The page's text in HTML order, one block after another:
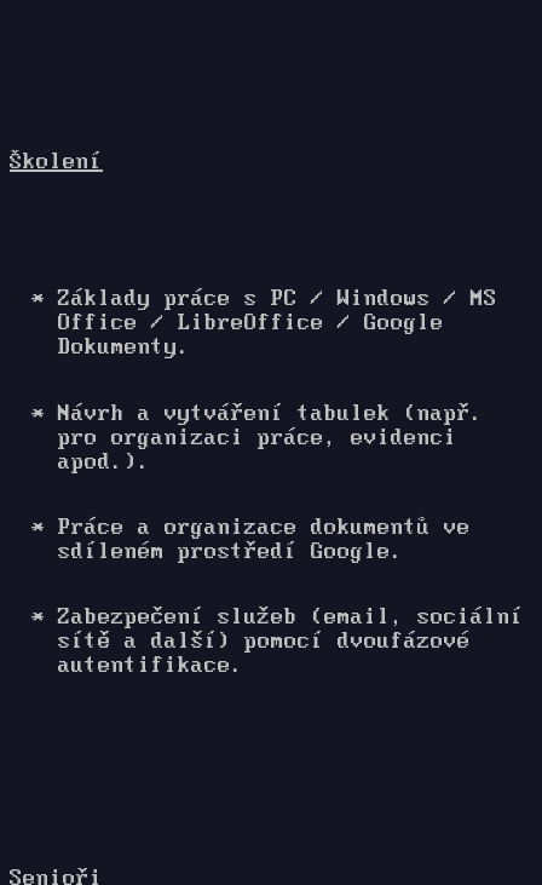
Školení
Základy práce s PC / Windows / MS
Office / LibreOffice / Google
Dokumenty.
Návrh a vytváření tabulek (např.
pro organizaci práce, evidenci
apod.).
Práce a organizace dokumentů ve
sdíleném prostředí Google.
Zabezpečení služeb (email, sociální
sítě a další) pomocí dvoufázové
autentifikace.
Senioři